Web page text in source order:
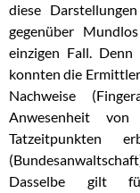
diese
gegenüber
einzigen Fall.
konnten die
Nachweise
Anwesenheit von
Tatzeitpunkten
Dasselbe gilt